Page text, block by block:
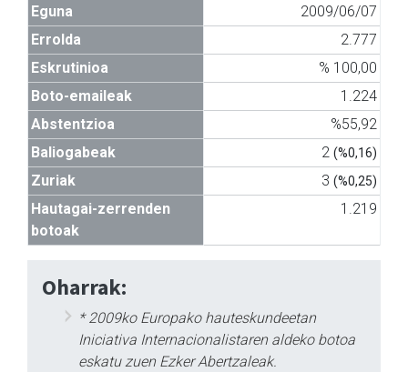
Eguna
2009/06/07
Errolda
2.777
Eskrutinioa
% 100,00
Boto-emaileak
1.224
Abstentzioa
%55,92
Baliogabeak
2 (%0,16)
Zuriak 3 (%0,25)
Hautagai-zerrenden
botoak
1.219
Oharrak:
* 2009ko Europako hauteskundeetan
Iniciativa Internacionalistaren aldeko botoa
eskatu zuen Ezker Abertzaleak.